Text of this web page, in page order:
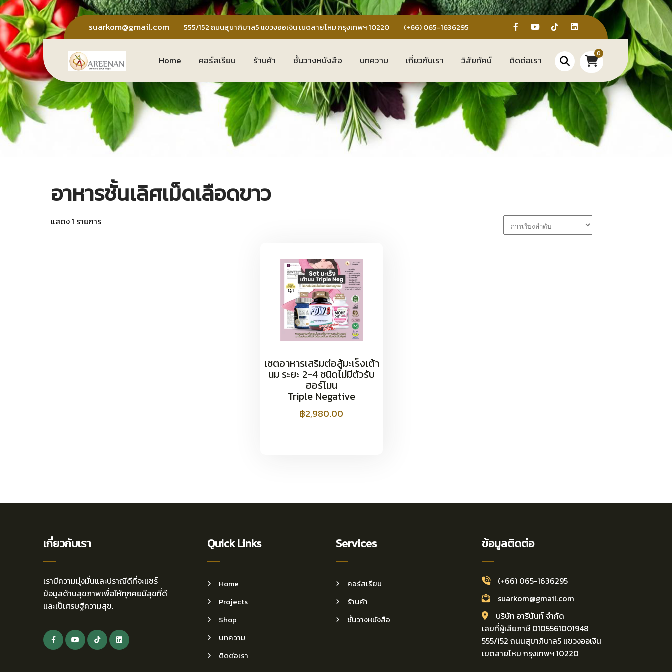
Skip
to
content
suarkom@gmail.com 555/152 ถนนสุขาภิบาล5 แขวงออเงิน เขตสายไหม กรุงเทพฯ 10220 (+66) 065-1636295
Home คอร์สเรียน ร้านค้า ชั้นวางหนังสือ บทความ เกี่ยวกับเรา วิสัยทัศน์ ติดต่อเรา
0
อาหารชั้นเลิศเม็ดเลือดขาว
แสดง 1 รายการ
เซตอาหารเสริมต่อสู้มะเร็งเต้า
นม ระยะ 2-4 ชนิดไม่มีตัวรับ
ฮอร์โมน
Triple Negative
฿2,980.00
เกี่ยวกับเรา
เรามีความมุ่งมั่นและปราณีดีที่จะแชร์
ข้อมูลด้านสุขภาพเพื่อให้ทุกคยมีสุขที่ดี
และเป็เศรษฐีความสุข.
Quick Links
Home
Projects
Shop
บทความ
ติดต่อเรา
Services
คอร์สเรียน
ร้านค้า
ชั้นวางหนังสือ
ข้อมูลติดต่อ
(+66) 065-1636295
suarkom@gmail.com
บริษัท อารีนันท์ จำกัด
เลขที่ผู้เสียภาษี 0105561001948
555/152 ถนนสุขาภิบาล5 แขวงออเงิน
เขตสายไหม กรุงเทพฯ 10220